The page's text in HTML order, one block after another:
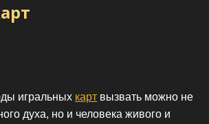
игральных карт вызвать можно не
духа, но и человека живого и